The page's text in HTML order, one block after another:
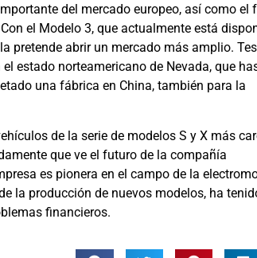
del mercado europeo, así como el
el Modelo 3, que actualmente está
pretende abrir un mercado más amplio.
estado norteamericano de Nevada, que
una fábrica en China, también para la
de la serie de modelos S y X más
que ve el futuro de la compañía
es pionera en el campo de la
la producción de nuevos modelos, ha
financieros.